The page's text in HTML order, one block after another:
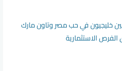
خليجيون في حب مصر وتاون مارك
الاستثمارية